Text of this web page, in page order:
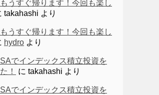
うすぐ帰ります！今回も楽し
takahashi より
うすぐ帰ります！今回も楽し
hydro より
でインデックス積立投資を
！
に takahashi より
でインデックス積立投資を